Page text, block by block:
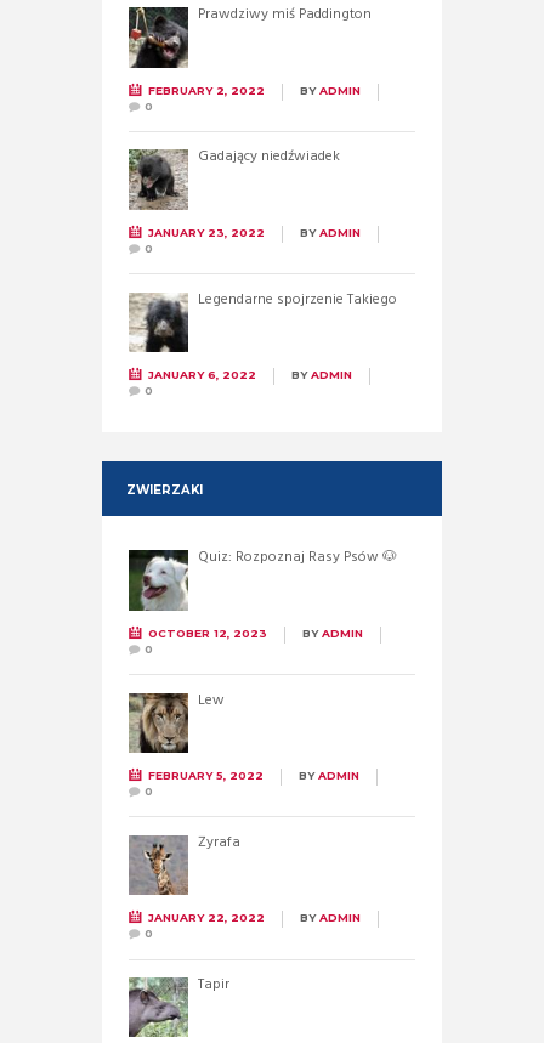
Prawdziwy miś Paddington
FEBRUARY 2, 2022 BYADMIN
0
Gadający niedźwiadek
JANUARY 23, 2022 BYADMIN
0
Legendarne spojrzenie Takiego
JANUARY 6, 2022 BYADMIN
0
ZWIERZAKI
Quiz: Rozpoznaj Rasy Psów 🐶
OCTOBER 12, 2023 BYADMIN
0
Lew
FEBRUARY 5, 2022 BYADMIN
0
Żyrafa
JANUARY 22, 2022 BYADMIN
0
Tapir